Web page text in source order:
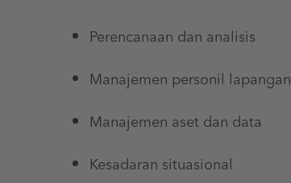
Perencanaan dan analisis
Manajemen personil lapangan
Manajemen aset dan data
Kesadaran situasional